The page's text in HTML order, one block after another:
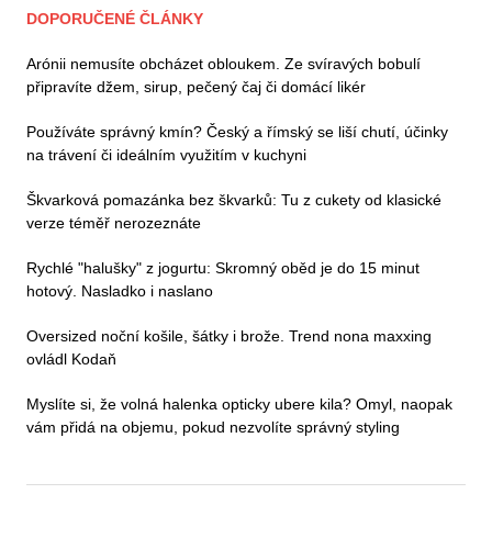
DOPORUČENÉ ČLÁNKY
Arónii nemusíte obcházet obloukem. Ze svíravých bobulí
připravíte džem, sirup, pečený čaj či domácí likér
Používáte správný kmín? Český a římský se liší chutí, účinky
na trávení či ideálním využitím v kuchyni
Škvarková pomazánka bez škvarků: Tu z cukety od klasické
verze téměř nerozeznáte
Rychlé "halušky" z jogurtu: Skromný oběd je do 15 minut
hotový. Nasladko i naslano
Oversized noční košile, šátky i brože. Trend nona maxxing
ovládl Kodaň
Myslíte si, že volná halenka opticky ubere kila? Omyl, naopak
vám přidá na objemu, pokud nezvolíte správný styling